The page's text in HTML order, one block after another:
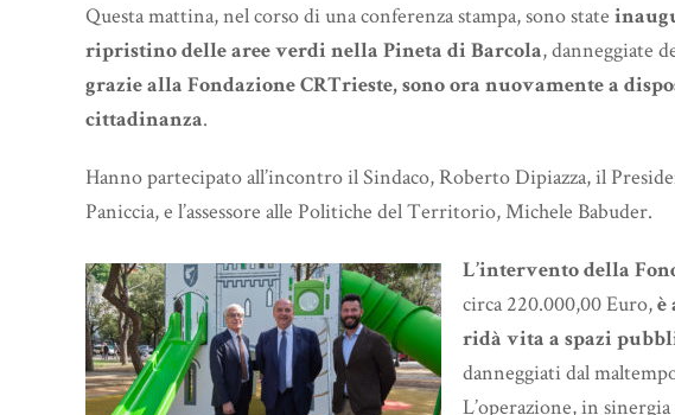
Questa mattina, nel corso di una conferenza stampa, sono state
ripristino delle aree verdi nella Pineta di Barcola, danneggiate
grazie alla Fondazione CRTrieste, sono ora nuovamente a
cittadinanza.
Hanno partecipato all’incontro il Sindaco, Roberto Dipiazza, il
Paniccia, e l’assessore alle Politiche del Territorio, Michele Babuder.
L’intervento della
circa 220.000,00 Euro,è
ridà vita a spazi
danneggiati dal
L’operazione, in